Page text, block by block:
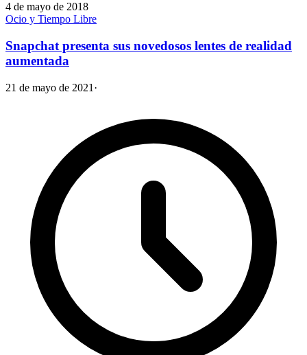
4 de mayo de 2018
Ocio y Tiempo Libre
Snapchat presenta sus novedosos lentes de realidad
aumentada
21 de mayo de 2021 ·